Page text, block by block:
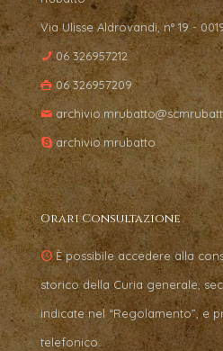
Via Ulisse Aldrovandi, n° 19 -
06 326957212
06 326957209
archivio.mrubatto
Orari Consultazione
È possibile accedere alla
storico della Curia generale,
indicate nel “Regolamento”, e
telefonico.